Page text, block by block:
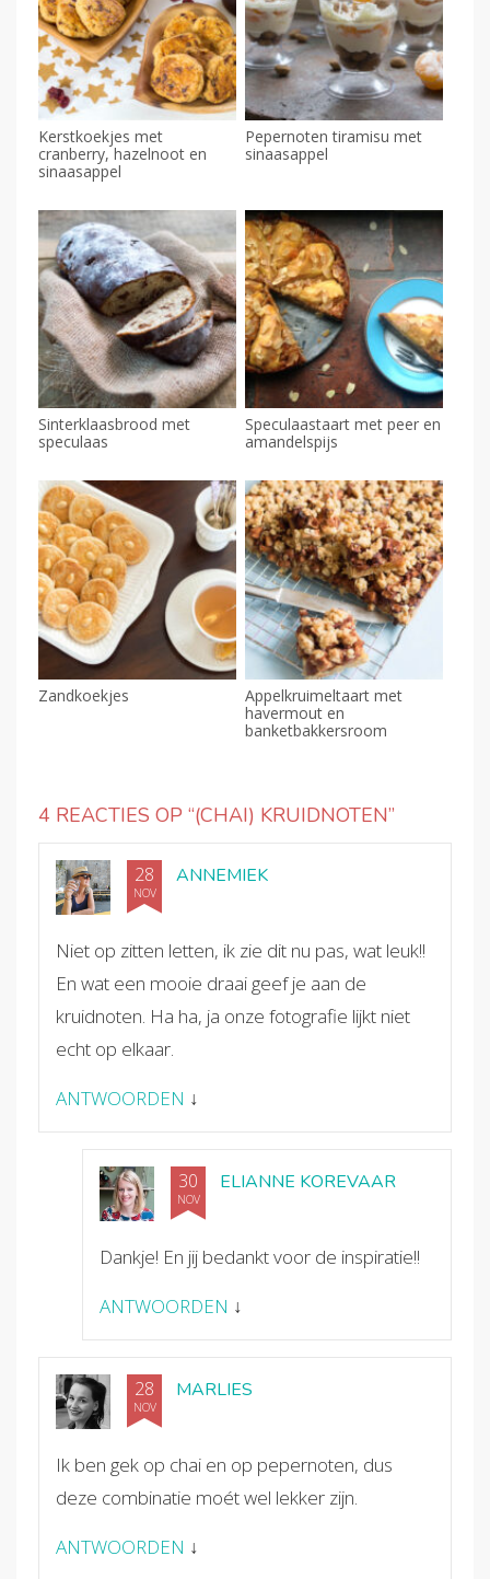
Kerstkoekjes met
cranberry, hazelnoot en
sinaasappel
Pepernoten tiramisu met
sinaasappel
Sinterklaasbrood met
speculaas
Speculaastaart met peer en
amandelspijs
Zandkoekjes
Appelkruimeltaart met
havermout en
banketbakkersroom
4 REACTIES OP “(CHAI) KRUIDNOTEN”
ANNEMIEK
28
NOV
Niet op zitten letten, ik zie dit nu pas, wat leuk!!
En wat een mooie draai geef je aan de
kruidnoten. Ha ha, ja onze fotografie lijkt niet
echt op elkaar.
ANTWOORDEN ↓
ELIANNE KOREVAAR
30
NOV
Dankje! En jij bedankt voor de inspiratie!!
ANTWOORDEN ↓
MARLIES
28
NOV
Ik ben gek op chai en op pepernoten, dus
deze combinatie moét wel lekker zijn.
ANTWOORDEN ↓